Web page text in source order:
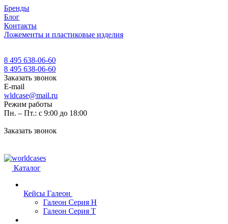
Бренды
Блог
Контакты
Ложементы и пластиковые изделия
8 495 638-06-60
8 495 638-06-60
Заказать звонок
E-mail
wldcase@mail.ru
Режим работы
Пн. – Пт.: с 9:00 до 18:00
Заказать звонок
Каталог
Кейсы Галеон
Галеон Серия Н
Галеон Серия Т